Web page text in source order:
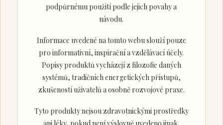
podpůrnému použití podle jejich povahy a
návodu.
Informace uvedené na tomto webu slouží pouze
pro informativní, inspirační a vzdělávací účely.
Popisy produktů vycházejí z filozofie daných
systémů, tradičních energetických přístupů,
zkušeností uživatelů a osobně rozvojové praxe.
Tyto produkty nejsou zdravotnickými prostředky